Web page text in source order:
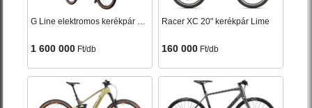
G Line elektromos kerékpár zöld
1 600 000 Ft/db
Racer XC 20" kerékpár Lime
160 000 Ft/db